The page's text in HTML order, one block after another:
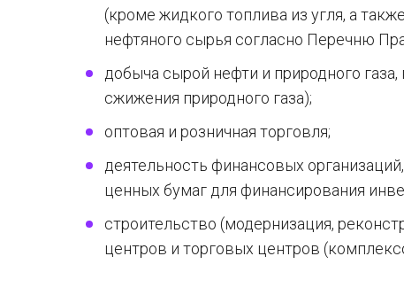
(кроме жидкого топлива из угля, а
нефтяного сырья согласно Перечню
добыча сырой нефти и природного газа,
сжижения природного газа);
оптовая и розничная торговля;
деятельность финансовых
ценных бумаг для финансирования
строительство (модернизация,
центров и торговых центров